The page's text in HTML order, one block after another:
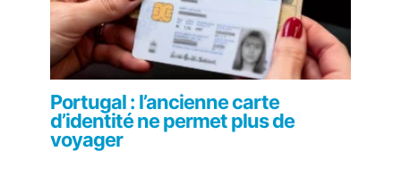
Portugal : l’ancienne carte
d’identité ne permet plus de
voyager